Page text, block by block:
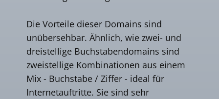
Die Vorteile dieser Domains sind
unübersehbar. Ähnlich, wie zwei- und
dreistellige Buchstabendomains sind
zweistellige Kombinationen aus einem
Mix - Buchstabe / Ziffer - ideal für
Internetauftritte. Sie sind sehr